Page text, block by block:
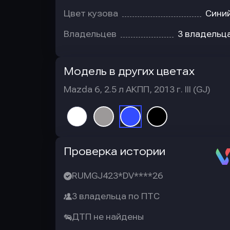
Цвет кузова
Владельцев 3
Модель в других цветах
Mazda 6, 2.5 л АКПП, 2013 г. III (GJ)
Проверка истории
RUMGJ423*DV****26
3 владельца по ПТС
ДТП не найдены